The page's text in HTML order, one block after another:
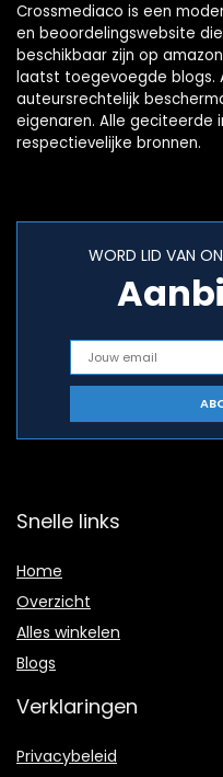
Crossmediaco is een
en beoordelingswebsite
beschikbaar zijn op
laatst toegevoegde blogs.
auteursrechtelijk
eigenaren. Alle geciteerde
respectievelijke bronnen.
WORD LID VAN
Snelle links
Home
Overzicht
Alles winkelen
Blogs
Verklaringen
Privacybeleid